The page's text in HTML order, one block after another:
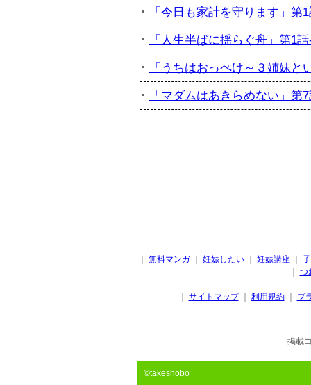
「今日も家計を守ります」第
「人生半ばに揺らぐ舟」第1
「うちはおっぺけ～３姉妹
「マダムはあきらめない」
無料マンガ 妊娠したい 妊娠講座
つ
サイトマップ 利用規約 プ
掲載
©takeshobo